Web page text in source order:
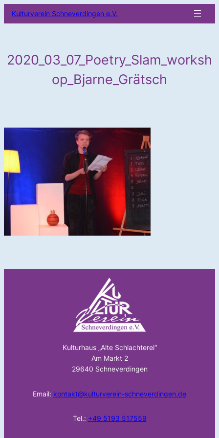
Inhalt
Kulturverein Schneverdingen e.V.
2020_03_07_Poetry_Slam_worksh
op_Bjarne_Grätsch
Kulturhaus „Alte Schlachterei“
Am Markt 2
29640 Schneverdingen
Email: kontakt@kulturverein-schneverdingen.de
Tel.: +49 5193 517559